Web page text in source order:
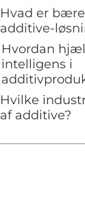
Hvad er
additive-
Hvordan
intelligens i
Hvilke
af additive?